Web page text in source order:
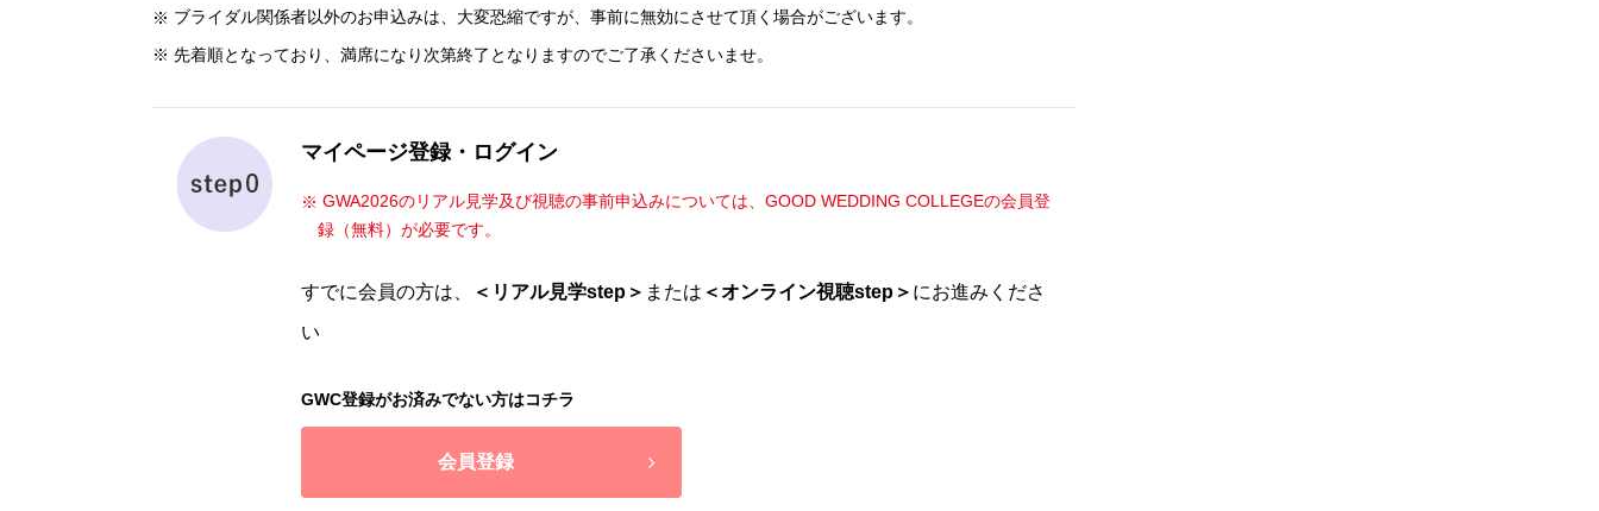
ブライダル関係者以外のお申込みは、大変恐縮ですが、事前に無効にさせて頂く場合がございます。
先着順となっており、満席になり次第終了となりますのでご了承くださいませ。
マイページ登録・ログイン
GWA2026のリアル見学及び視聴の事前申込みについては、GOOD WEDDING COLLEGEの会員登
録（無料）が必要です。
すでに会員の方は、 ＜リアル見学step＞ または ＜オンライン視聴step＞ にお進みくださ
い
GWC登録がお済みでない方はコチラ
会員登録